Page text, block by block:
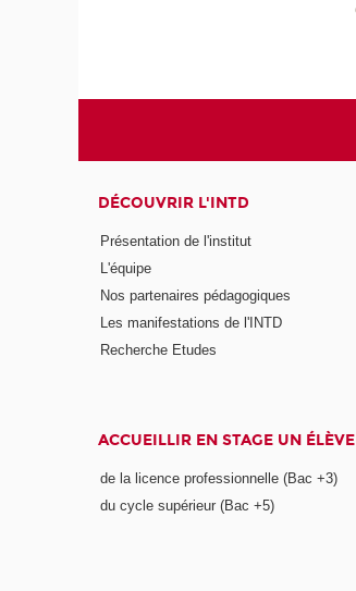
DÉCOUVRIR L'INTD
Présentation de l'institut
L'équipe
Nos partenaires pédagogiques
Les manifestations de l'INTD
Recherche Etudes
ACCUEILLIR EN STAGE UN ÉLÈVE
de la licence professionnelle (Bac +3)
du cycle supérieur (Bac +5)